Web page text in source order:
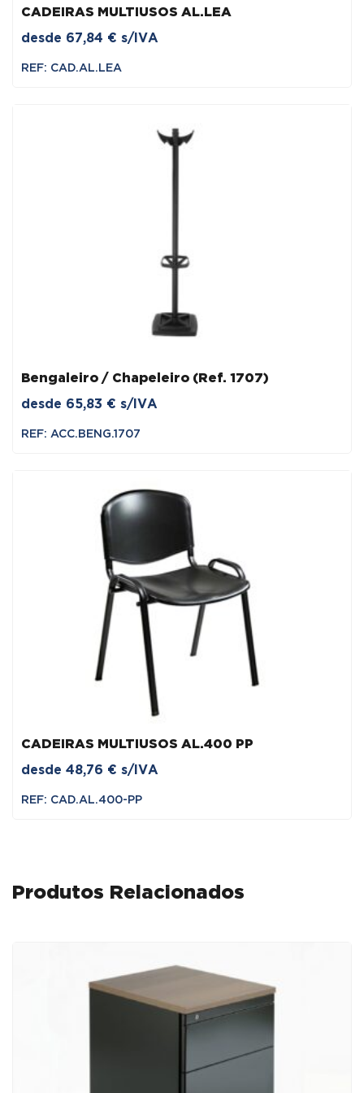
CADEIRAS MULTIUSOS AL.LEA
desde 67,84 € s/IVA
REF: CAD.AL.LEA
Bengaleiro / Chapeleiro (Ref. 1707)
desde 65,83 € s/IVA
REF: ACC.BENG.1707
CADEIRAS MULTIUSOS AL.400 PP
desde 48,76 € s/IVA
REF: CAD.AL.400-PP
Produtos Relacionados